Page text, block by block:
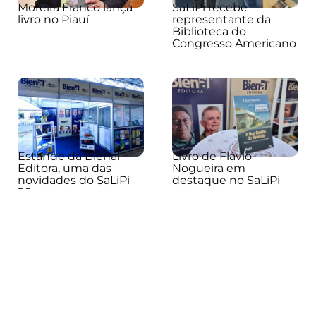
Moreira Franco lança
livro no Piauí
SaLiPi recebe
representante da
Biblioteca do
Congresso Americano
Estande da Bienal
Editora, uma das
novidades do SaLiPi
26
Livro de Flávio
Nogueira em
destaque no SaLiPi